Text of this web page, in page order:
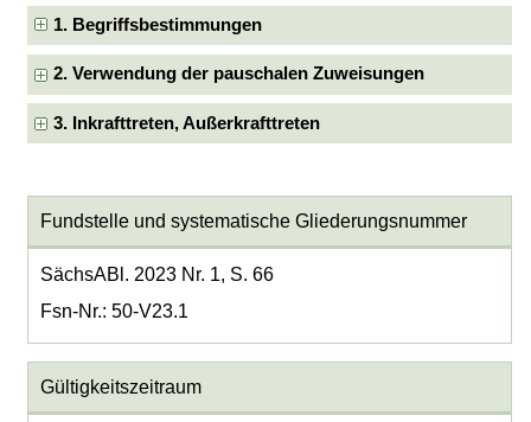
1. Begriffsbestimmungen
2. Verwendung der pauschalen Zuweisungen
3. Inkrafttreten, Außerkrafttreten
Fundstelle und systematische Gliederungsnummer
SächsABl. 2023 Nr. 1, S. 66
Fsn-Nr.: 50-V23.1
Gültigkeitszeitraum